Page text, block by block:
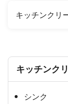
キッチンクリ
キッチンク
シンク